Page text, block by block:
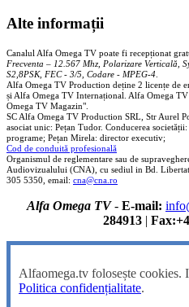
Alte informații
Canalul Alfa Omega TV poate fi recepționat
Frecventa – 12.567 Mhz, Polarizare Verticală,
S2,8PSK, FEC - 3/5, Codare - MPEG-4
Alfa Omega TV Production deține 2 licențe de
și Alfa Omega TV Internațional. Alfa Omega
Omega TV Magazin".
SC Alfa Omega TV Production SRL, Str Aurel
asociat unic: Pețan Tudor. Conducerea
programe; Pețan Mirela: director executiv;
Cod de conduită profesională
Organismul de reglementare sau de
Audiovizualului (CNA), cu sediul in Bd.
305 5350, email: cna@cna.ro
Alfa Omega TV- E-mail:
284913|
Alfaomega.tv folosește cookies.
Politica confidențialitate.